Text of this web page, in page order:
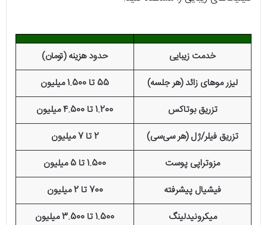
خدمت زیبایی
حدود هزینه (تومان)
لیزر موهای زائد (هر جلسه)
55 تا 1.500 میلیون
تزریق بوتاکس
1.200 تا 4.500 میلیون
تزریق فیلر/ژل (هر سی‌سی)
2 تا 7 میلیون
مزوتراپی پوست
1.500 تا 5 میلیون
فیشیال پیشرفته
700 تا 2 میلیون
میکرونیدلینگ
1.500 تا 3.500 میلیون